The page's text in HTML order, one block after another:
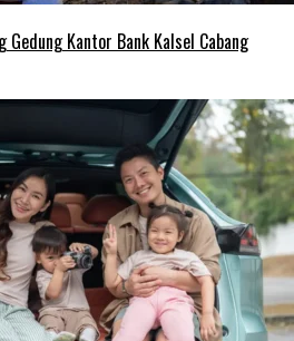
Gedung Kantor Bank Kalsel Cabang